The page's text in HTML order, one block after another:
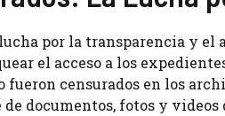
por la transparencia y
el acceso a los
fueron censurados en los
documentos, fotos y